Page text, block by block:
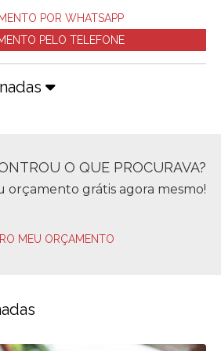
POR WHATSAPP
PELO TELEFONE
O QUE PROCURAVA?
orçamento grátis agora mesmo!
MEU ORÇAMENTO